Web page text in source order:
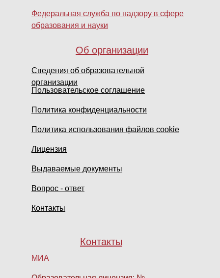
Об организации
Контакты
Федеральная служба по надзору в сфере
образования и науки
Сведения об образовательной
организации
Пользовательское соглашение
Политика конфиденциальности
Политика использования файлов cookie
Лицензия
Выдаваемые документы
Вопрос - ответ
Контакты
МИА